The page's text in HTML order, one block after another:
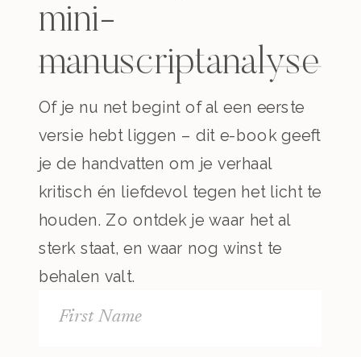
mini-
manuscriptanalyse
Of je nu net begint of al een eerste
versie hebt liggen – dit e-book geeft
je de handvatten om je verhaal
kritisch én liefdevol tegen het licht te
houden. Zo ontdek je waar het al
sterk staat, en waar nog winst te
behalen valt.